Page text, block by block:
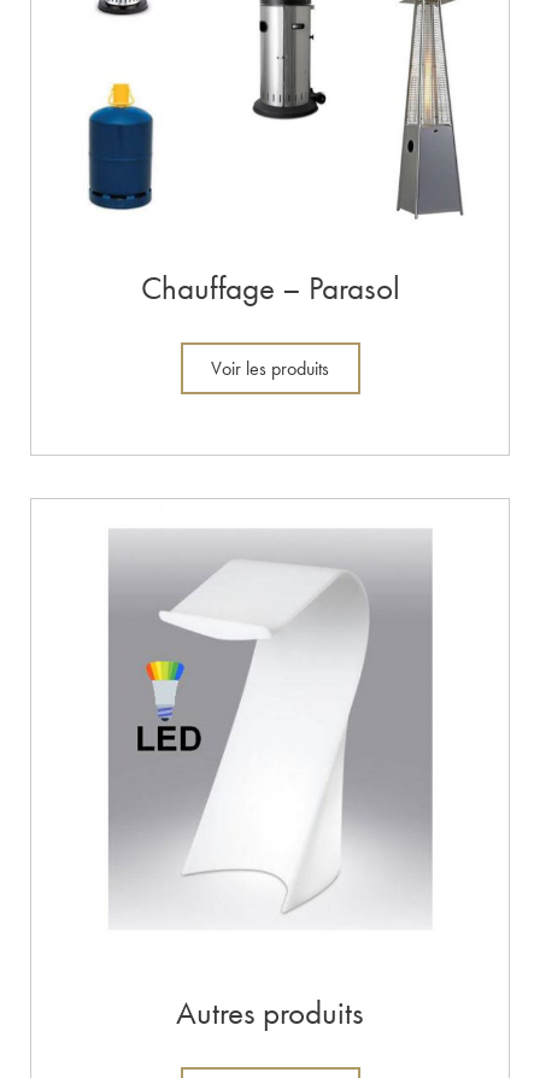
Chauffage – Parasol
Voir les produits
Autres produits